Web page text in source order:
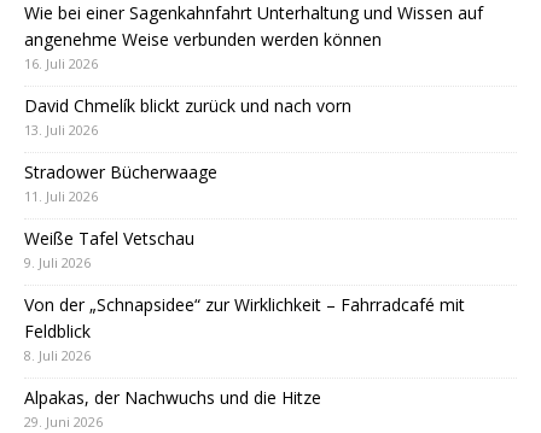
Wie bei einer Sagenkahnfahrt Unterhaltung und Wissen auf
angenehme Weise verbunden werden können
16. Juli 2026
David Chmelík blickt zurück und nach vorn
13. Juli 2026
Stradower Bücherwaage
11. Juli 2026
Weiße Tafel Vetschau
9. Juli 2026
Von der „Schnapsidee“ zur Wirklichkeit – Fahrradcafé mit
Feldblick
8. Juli 2026
Alpakas, der Nachwuchs und die Hitze
29. Juni 2026